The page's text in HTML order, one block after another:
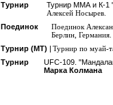
Турнир
Турнир ММА и К-1
Алексей Носырев.
Поединок
Поединок
Берлин, Германия.
Турнир (МТ) | Турнир по муай-
Турнир
UFC-109.
Марка Колмана